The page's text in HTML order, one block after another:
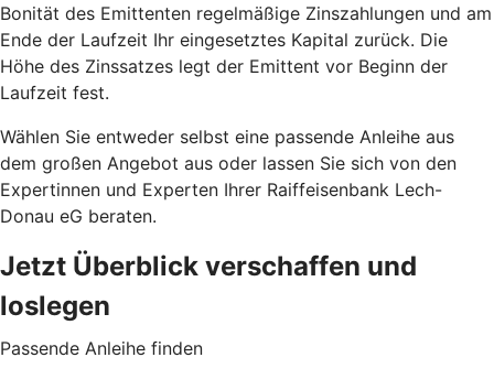
Bonität des Emittenten regelmäßige Zinszahlungen und am
Ende der Laufzeit Ihr eingesetztes Kapital zurück. Die
Höhe des Zinssatzes legt der Emittent vor Beginn der
Laufzeit fest.
Wählen Sie entweder selbst eine passende Anleihe aus
dem großen Angebot aus oder lassen Sie sich von den
Expertinnen und Experten Ihrer Raiffeisenbank Lech-
Donau eG beraten.
Jetzt Überblick verschaffen und
loslegen
Passende Anleihe finden